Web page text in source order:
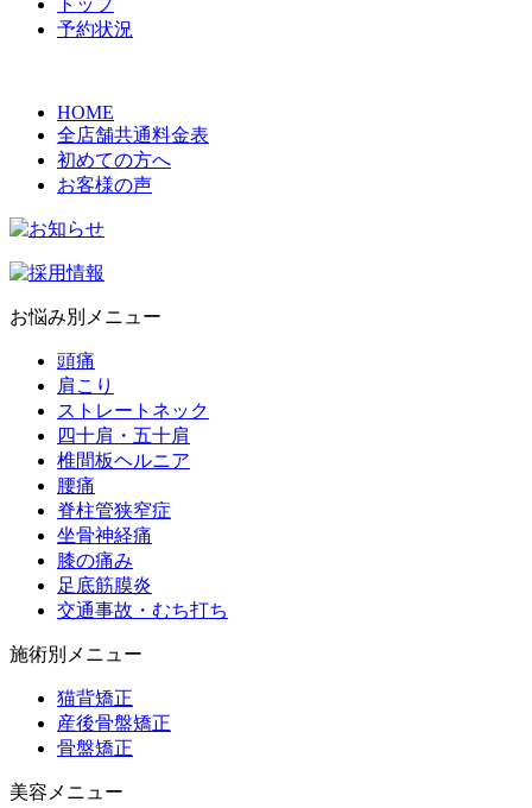
トップ
予約状況
HOME
全店舗共通料金表
初めての方へ
お客様の声
お悩み別メニュー
頭痛
肩こり
ストレートネック
四十肩・五十肩
椎間板ヘルニア
腰痛
脊柱管狭窄症
坐骨神経痛
膝の痛み
足底筋膜炎
交通事故・むち打ち
施術別メニュー
猫背矯正
産後骨盤矯正
骨盤矯正
美容メニュー